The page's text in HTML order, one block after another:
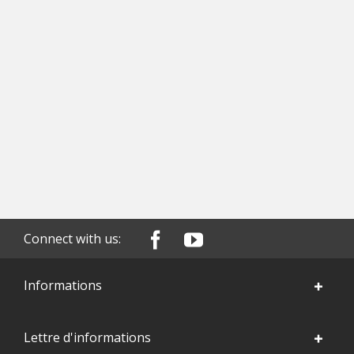
Connect with us:
Informations
Lettre d'informations